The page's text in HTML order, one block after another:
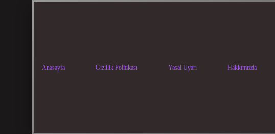
Anasayfa Gizlilik Politikası Yasal Uyarı Hakkımızda